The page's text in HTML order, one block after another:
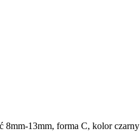
8mm-13mm, forma C, kolor czarny